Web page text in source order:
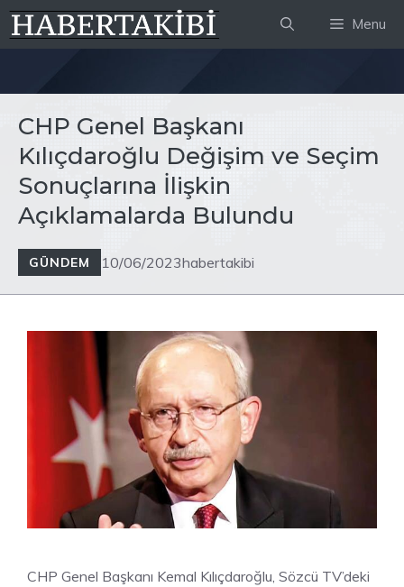
İçeriğe
atla
Menu
CHP Genel Başkanı
Kılıçdaroğlu Değişim ve Seçim
Sonuçlarına İlişkin
Açıklamalarda Bulundu
GÜNDEM 10/06/2023habertakibi
CHP Genel Başkanı Kemal Kılıçdaroğlu, Sözcü TV’deki